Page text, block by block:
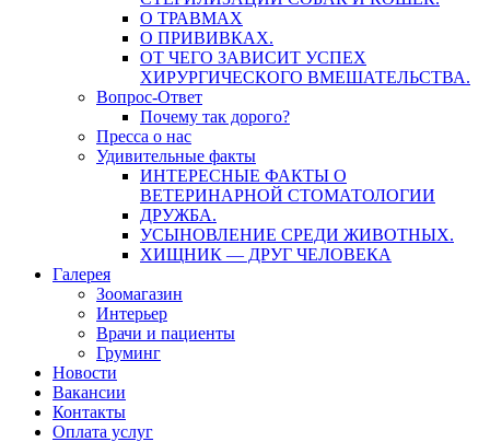
О ТРАВМАХ
О ПРИВИВКАХ.
ОТ ЧЕГО ЗАВИСИТ УСПЕХ
ХИРУРГИЧЕСКОГО ВМЕШАТЕЛЬСТВА.
Вопрос-Ответ
Почему так дорого?
Пресса о нас
Удивительные факты
ИНТЕРЕСНЫЕ ФАКТЫ О
ВЕТЕРИНАРНОЙ СТОМАТОЛОГИИ
ДРУЖБА.
УСЫНОВЛЕНИЕ СРЕДИ ЖИВОТНЫХ.
ХИЩНИК — ДРУГ ЧЕЛОВЕКА
Галерея
Зоомагазин
Интерьер
Врачи и пациенты
Груминг
Новости
Вакансии
Контакты
Оплата услуг